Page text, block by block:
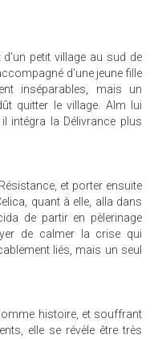
d'un petit village au sud de
d'une jeune fille
inséparables, mais un
quitter le village. Alm lui
intégra la Délivrance plus
et porter ensuite
quant à elle, alla dans
de partir en pèlerinage
de calmer la crise qui
liés, mais un seul
histoire, et souffrant
elle se révèle être très